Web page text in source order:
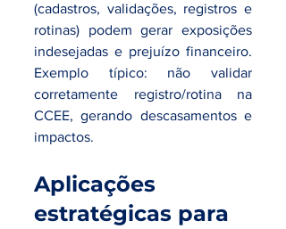
(cadastros, validações, registros e
rotinas) podem gerar exposições
indesejadas e prejuízo financeiro.
Exemplo típico: não validar
corretamente registro/rotina na
CCEE, gerando descasamentos e
impactos.
Aplicações
estratégicas para